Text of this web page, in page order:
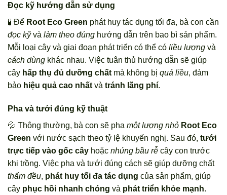
Đọc kỹ hướng dẫn sử dụng
🧪 Để Root Eco Green phát huy tác dụng tối đa, bà con cần
đọc kỹvà làm theo đúng hướng dẫn trên bao bì sản phẩm.
Mỗi loại cây và giai đoạn phát triển có thể có liều lượng và
cách dùng khác nhau. Việc tuân thủ hướng dẫn sẽ giúp
cây hấp thụ đủ dưỡng chất mà không bị quá liều, đảm
bảo hiệu quả cao nhất và tránh lãng phí.
Pha và tưới đúng kỹ thuật
💦 Thông thường, bà con sẽ pha một lượng nhỏ Root Eco
Green với nước sạch theo tỷ lệ khuyến nghị. Sau đó, tưới
trực tiếp vào gốc cây hoặc nhúng bầu rễ cây con trước
khi trồng. Việc pha và tưới đúng cách sẽ giúp dưỡng chất
thấm đều, phát huy tối đa tác dụng của sản phẩm, giúp
cây phục hồi nhanh chóng và phát triển khỏe mạnh.